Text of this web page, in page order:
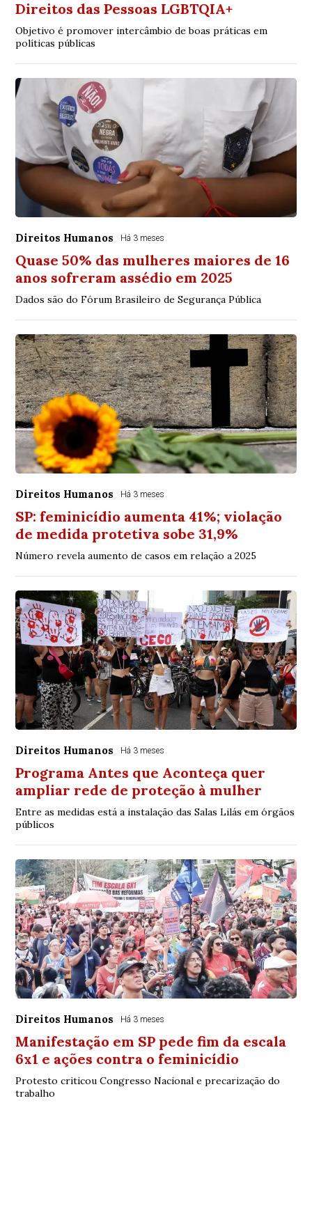
Direitos das Pessoas LGBTQIA+
Objetivo é promover intercâmbio de boas práticas em
políticas públicas
Direitos Humanos Há 3 meses
Quase 50% das mulheres maiores de 16
anos sofreram assédio em 2025
Dados são do Fórum Brasileiro de Segurança Pública
Direitos Humanos Há 3 meses
SP: feminicídio aumenta 41%; violação
de medida protetiva sobe 31,9%
Número revela aumento de casos em relação a 2025
Direitos Humanos Há 3 meses
Programa Antes que Aconteça quer
ampliar rede de proteção à mulher
Entre as medidas está a instalação das Salas Lilás em órgãos
públicos
Direitos Humanos Há 3 meses
Manifestação em SP pede fim da escala
6x1 e ações contra o feminicídio
Protesto criticou Congresso Nacional e precarização do
trabalho